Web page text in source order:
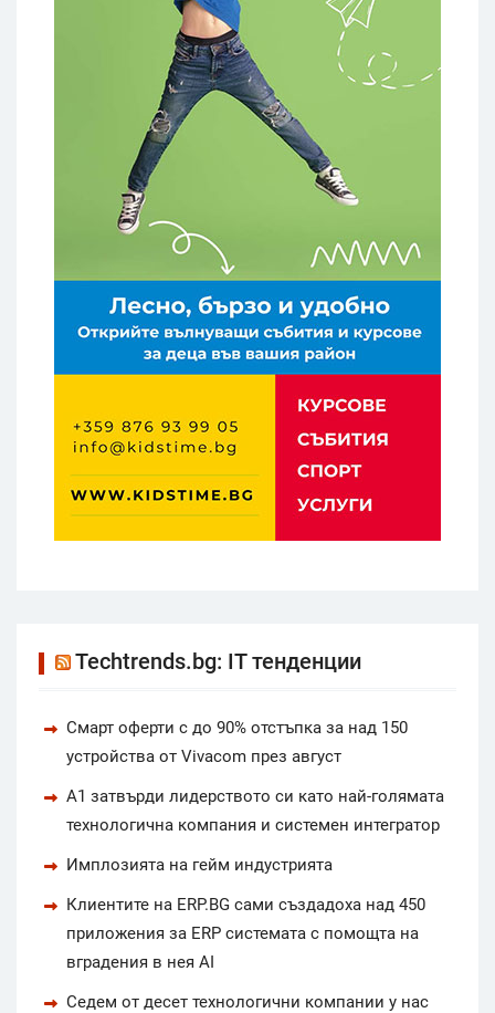
Techtrends.bg: IT тенденции
Смарт оферти с до 90% отстъпка за над 150
устройства от Vivacom през август
А1 затвърди лидерството си като най-голямата
технологична компания и системен интегратор
Имплозията на гейм индустрията
Клиентите на ERP.BG сами създадоха над 450
приложения за ERP системата с помощта на
вградения в нея AI
Седем от десет технологични компании у нас